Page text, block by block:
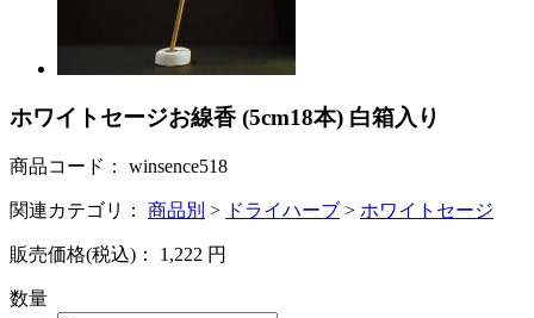
ホワイトセージお線香 (5cm18本) 白箱入り
商品コード： winsence518
関連カテゴリ： 商品別 > ドライハーブ > ホワイトセージ
販売価格(税込)： 1,222 円
数量